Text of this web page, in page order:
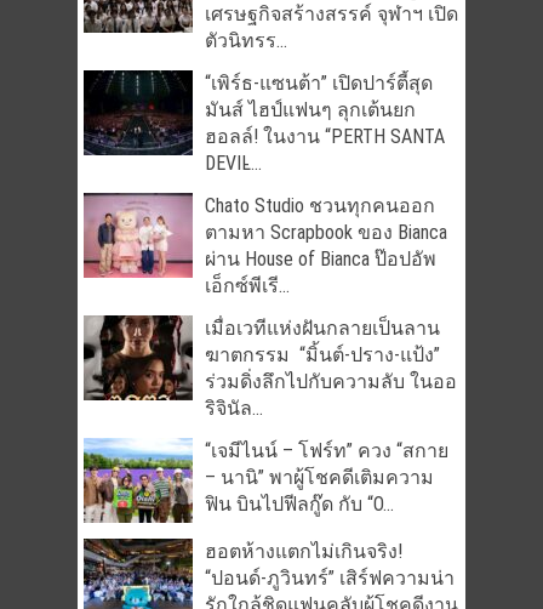
เศรษฐกิจสร้างสรรค์ จุฬาฯ เปิด
ตัวนิทรร...
“เพิร์ธ-แซนต้า” เปิดปาร์ตี้สุด
มันส์ ไฮป์แฟนๆ ลุกเต้นยก
ฮอลล์! ในงาน “PERTH SANTA
DEVIL̵...
Chato Studio ชวนทุกคนออก
ตามหา Scrapbook ของ Bianca
ผ่าน House of Bianca ป๊อปอัพ
เอ็กซ์พีเรี...
เมื่อเวทีแห่งฝันกลายเป็นลาน
ฆาตกรรม “มิ้นต์-ปราง-แป้ง”
ร่วมดิ่งลึกไปกับความลับ ในออ
ริจินัล...
“เจมีไนน์ – โฟร์ท” ควง “สกาย
– นานิ” พาผู้โชคดีเติมความ
ฟิน บินไปฟีลกู๊ด กับ “O...
ฮอตห้างแตกไม่เกินจริง!
“ปอนด์-ภูวินทร์” เสิร์ฟความน่า